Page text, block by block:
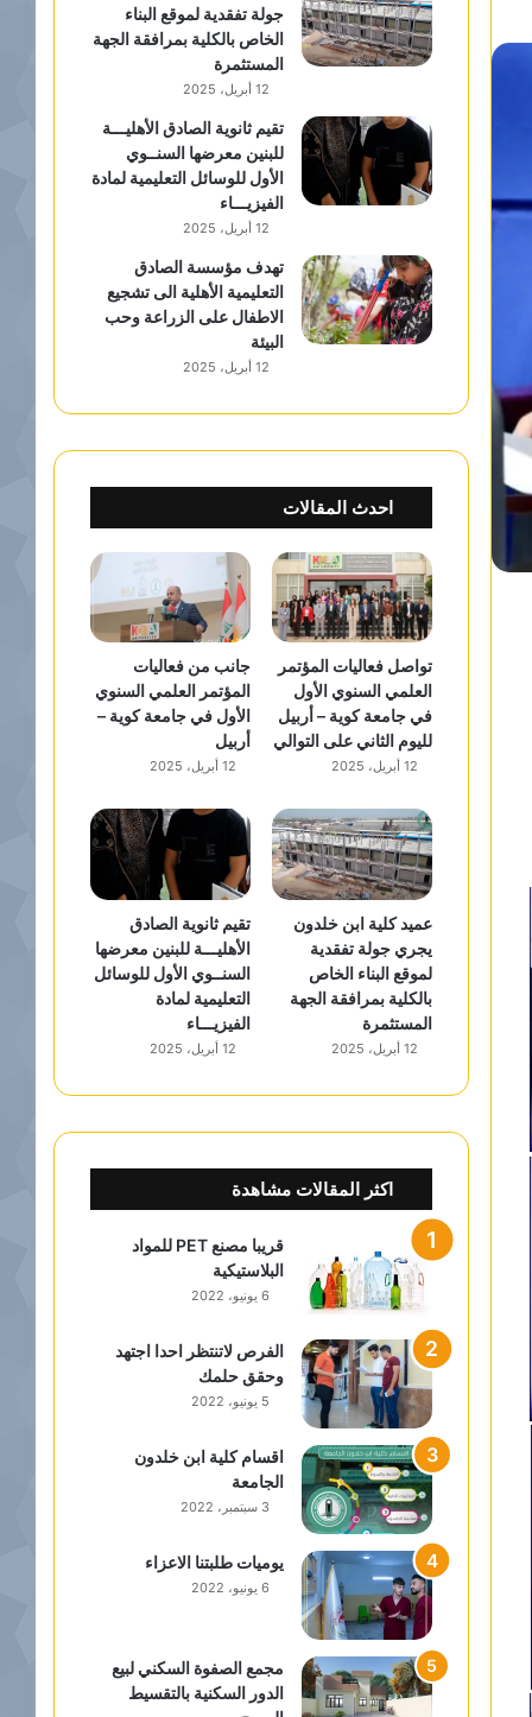
جولة تفقدية لموقع البناء
الخاص بالكلية بمرافقة الجهة
المستثمرة
12 أبريل، 2025
تقيم ثانوية الصادق الأهليـــة
للبنين معرضها السنــوي
الأول للوسائل التعليمية لمادة
الفيزيـــاء
12 أبريل، 2025
تهدف مؤسسة الصادق
التعليمية الأهلية الى تشجيع
الاطفال على الزراعة وحب
البيئة
12 أبريل، 2025
احدث المقالات
تواصل فعاليات المؤتمر
العلمي السنوي الأول
في جامعة كوية – أربيل
لليوم الثاني على التوالي
12 أبريل، 2025
جانب من فعاليات
المؤتمر العلمي السنوي
الأول في جامعة كوية –
أربيل
12 أبريل، 2025
عميد كلية ابن خلدون
يجري جولة تفقدية
لموقع البناء الخاص
بالكلية بمرافقة الجهة
المستثمرة
12 أبريل، 2025
تقيم ثانوية الصادق
الأهليـــة للبنين معرضها
السنــوي الأول للوسائل
التعليمية لمادة
الفيزيـــاء
12 أبريل، 2025
اكثر المقالات مشاهدة
قريبا مصنع PET للمواد
البلاستيكية
6 يونيو، 2022
الفرص لاتنتظر احدا اجتهد
وحقق حلمك
5 يونيو، 2022
اقسام كلية ابن خلدون
الجامعة
3 سبتمبر، 2022
يوميات طلبتنا الاعزاء
6 يونيو، 2022
مجمع الصفوة السكني لبيع
الدور السكنية بالتقسيط